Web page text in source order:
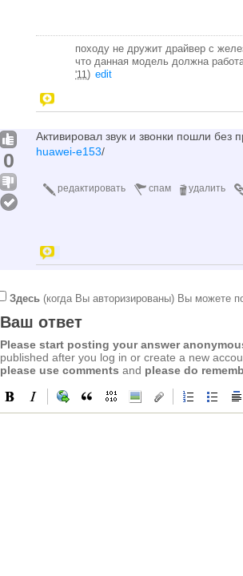
походу не дружит драйвер с
что данная модель должна
'11 ) edit
0
Активировал звук и звонки пошли без
huawei-e153/
удалить
спам
редактировать
Здесь (когда Вы авторизированы) Вы можете
Ваш ответ
Please start posting your answer
published after you log in or create a new
please use comments and please do